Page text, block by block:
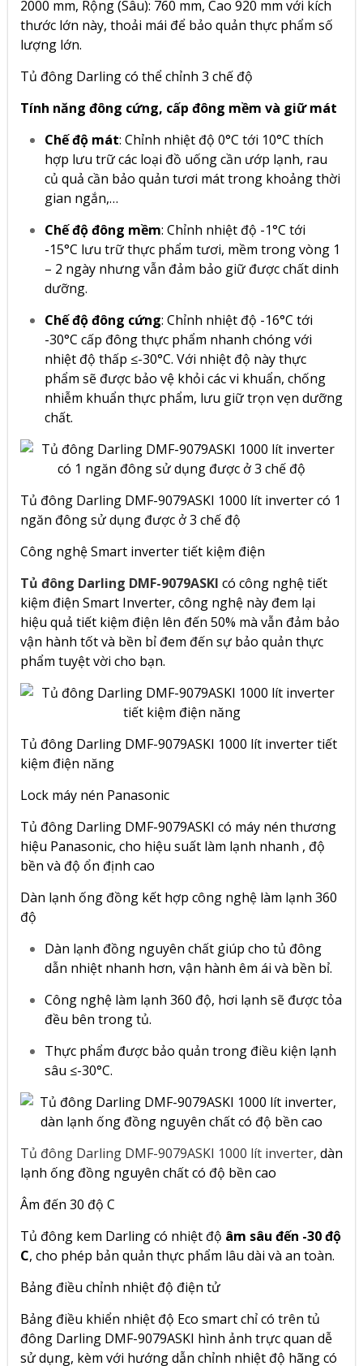
2000 mm, Rộng (Sâu): 760 mm, Cao 920 mm với kích
thước lớn này, thoải mái để bảo quản thực phẩm số
lượng lớn.
Tủ đông Darling có thể chỉnh 3 chế độ
Tính năng đông cứng, cấp đông mềm và giữ mát
Chế độ mát: Chỉnh nhiệt độ 0°C tới 10°C thích
hợp lưu trữ các loại đồ uống cần ướp lạnh, rau
củ quả cần bảo quản tươi mát trong khoảng thời
gian ngắn,…
Chế độ đông mềm: Chỉnh nhiệt độ -1°C tới
-15°C lưu trữ thực phẩm tươi, mềm trong vòng 1
– 2 ngày nhưng vẫn đảm bảo giữ được chất dinh
dưỡng.
Chế độ đông cứng: Chỉnh nhiệt độ -16°C tới
-30°C cấp đông thực phẩm nhanh chóng với
nhiệt độ thấp ≤-30°C. Với nhiệt độ này thực
phẩm sẽ được bảo vệ khỏi các vi khuẩn, chống
nhiễm khuẩn thực phẩm, lưu giữ trọn vẹn dưỡng
chất.
Tủ đông Darling DMF-9079ASKI 1000 lít inverter có 1
ngăn đông sử dụng được ở 3 chế độ
Công nghệ Smart inverter tiết kiệm điện
Tủ đông Darling DMF-9079ASKI có công nghệ tiết
kiệm điện Smart Inverter, công nghệ này đem lại
hiệu quả tiết kiệm điện lên đến 50% mà vẫn đảm bảo
vận hành tốt và bền bỉ đem đến sự bảo quản thực
phẩm tuyệt vời cho bạn.
Tủ đông Darling DMF-9079ASKI 1000 lít inverter tiết
kiệm điện năng
Lock máy nén Panasonic
Tủ đông Darling DMF-9079ASKI có máy nén thương
hiệu Panasonic, cho hiệu suất làm lạnh nhanh , độ
bền và độ ổn định cao
Dàn lạnh ống đồng kết hợp công nghệ làm lạnh 360
độ
Dàn lạnh đồng nguyên chất giúp cho tủ đông
dẫn nhiệt nhanh hơn, vận hành êm ái và bền bỉ.
Công nghệ làm lạnh 360 độ, hơi lạnh sẽ được tỏa
đều bên trong tủ.
Thực phẩm được bảo quản trong điều kiện lạnh
sâu ≤-30°C.
Tủ đông Darling DMF-9079ASKI 1000 lít inverter, dàn
lạnh ống đồng nguyên chất có độ bền cao
Âm đến 30 độ C
Tủ đông kem Darling có nhiệt độ âm sâu đến -30 độ
C, cho phép bản quản thực phẩm lâu dài và an toàn.
Bảng điều chỉnh nhiệt độ điện tử
Bảng điều khiển nhiệt độ Eco smart chỉ có trên tủ
đông Darling DMF-9079ASKI hình ảnh trực quan dễ
sử dụng, kèm với hướng dẫn chỉnh nhiệt độ hãng có